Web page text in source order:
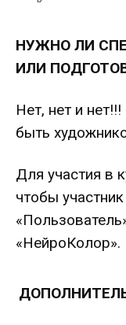
НУЖНО ЛИ
ИЛИ
Нет, нет и
быть
Для участия в
чтобы
«НейроКолор».